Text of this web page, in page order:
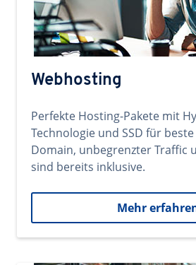
Webhosting
Perfekte Hosting-Pakete mit
Technologie und SSD für
Domain, unbegrenzter Traffic
sind bereits inklusive.
Mehr